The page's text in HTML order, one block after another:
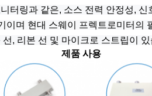
터링과 같은, 소스 전력 안정성, 신
이며 현대 스웨이 프렉트로미터의
선, 리본 선 및 마이크로 스트립이
제품 사용